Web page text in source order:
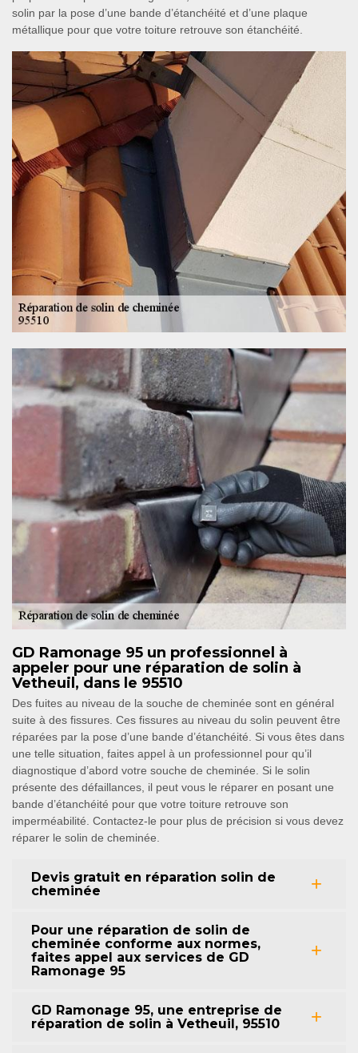
solin par la pose d’une bande d’étanchéité et d’une plaque
métallique pour que votre toiture retrouve son étanchéité.
GD Ramonage 95 un professionnel à
appeler pour une réparation de solin à
Vetheuil, dans le 95510
Des fuites au niveau de la souche de cheminée sont en général
suite à des fissures. Ces fissures au niveau du solin peuvent être
réparées par la pose d’une bande d’étanchéité. Si vous êtes dans
une telle situation, faites appel à un professionnel pour qu’il
diagnostique d’abord votre souche de cheminée. Si le solin
présente des défaillances, il peut vous le réparer en posant une
bande d’étanchéité pour que votre toiture retrouve son
imperméabilité. Contactez-le pour plus de précision si vous devez
réparer le solin de cheminée.
Devis gratuit en réparation solin de
cheminée
Pour une réparation de solin de
cheminée conforme aux normes,
faites appel aux services de GD
Ramonage 95
GD Ramonage 95, une entreprise de
réparation de solin à Vetheuil, 95510